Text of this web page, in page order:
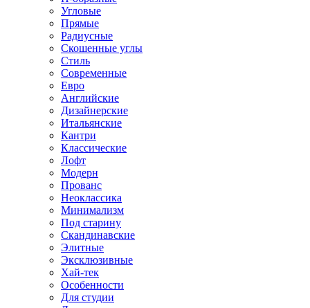
Угловые
Прямые
Радиусные
Скошенные углы
Стиль
Современные
Евро
Английские
Дизайнерские
Итальянские
Кантри
Классические
Лофт
Модерн
Прованс
Неоклассика
Минимализм
Под старину
Скандинавские
Элитные
Эксклюзивные
Хай-тек
Особенности
Для студии